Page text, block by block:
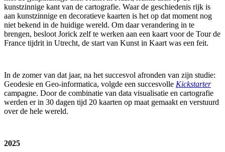
kunstzinnige kant van de cartografie. Waar de geschiedenis rijk is
aan kunstzinnige en decoratieve kaarten is het op dat moment nog
niet bekend in de huidige wereld. Om daar verandering in te
brengen, besloot Jorick zelf te werken aan een kaart voor de Tour de
France tijdrit in Utrecht, de start van Kunst in Kaart was een feit.
In de zomer van dat jaar, na het succesvol afronden van zijn studie:
Geodesie en Geo-informatica, volgde een succesvolle Kickstarter
campagne. Door de combinatie van data visualisatie en cartografie
werden er in 30 dagen tijd 20 kaarten op maat gemaakt en verstuurd
over de hele wereld.
2025